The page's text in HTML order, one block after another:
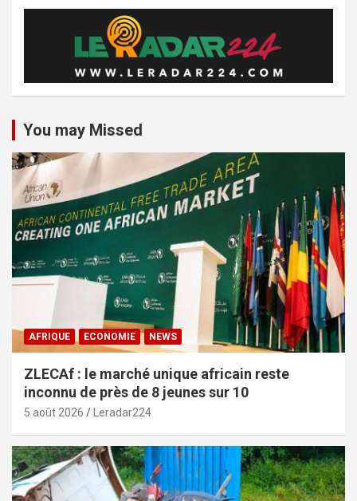
You may Missed
AFRIQUE ECONOMIE NEWS
ZLECAf : le marché unique africain reste
inconnu de près de 8 jeunes sur 10
5 août 2026 Leradar224